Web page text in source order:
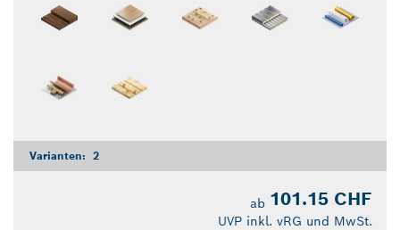
Varianten: 2
ab 101.15 CHF
UVP inkl. vRG und MwSt.